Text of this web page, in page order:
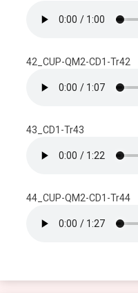
42_CUP-QM2-CD1-Tr42
43_CD1-Tr43
44_CUP-QM2-CD1-Tr44